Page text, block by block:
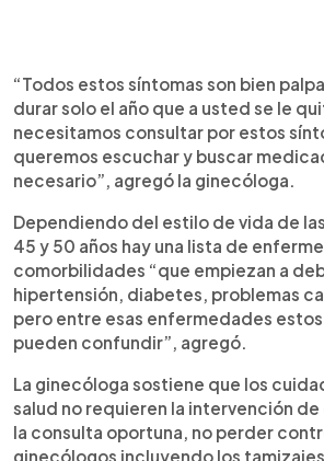
“Todos estos síntomas son bien
durar solo el año que a usted se le
necesitamos consultar por estos
queremos escuchar y buscar
necesario”, agregó la ginecóloga.
Dependiendo del estilo de vida de
45 y 50 años hay una lista de
comorbilidades “que empiezan a
hipertensión, diabetes, problemas
pero entre esas enfermedades
pueden confundir”, agregó.
La ginecóloga sostiene que los
salud no requieren la intervención
la consulta oportuna, no perder
ginecólogos incluyendo los